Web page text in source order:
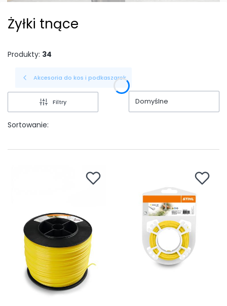
Żyłki tnące
Produkty: 34
Akcesoria do kos i podkaszarek
Filtry
Sortowanie:
Domyślne